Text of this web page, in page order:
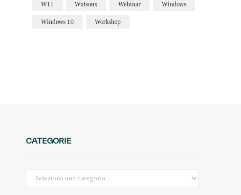
W11 Watsonx Webinar Windows
Windows 10 Workshop
CATEGORIE
Categorie